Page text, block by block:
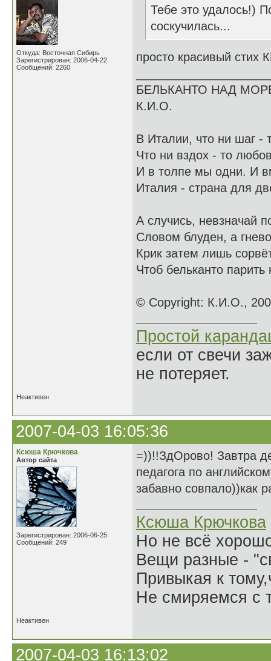
Откуда: Восточная Сибирь
Зарегистрирован: 2006-04-22
Сообщений: 2260
Тебе это удалось!)
соскучилась...
просто красивый
БЕЛЬКАНТО НАД
К.И.О.
В Италии, что ни шаг -
Что ни вздох - то
И в толпе мы одни. И
Италия - страна для
А случись, невзначай
Словом блуден, а
Крик затем лишь
Чтоб бельканто
© Copyright: К.И.О.,
Простой
если от свечи
не потеряет.
Неактивен
2007-04-03 16:05:36
Ксюша Крючкова
Автор сайта
Зарегистрирован: 2006-06-25
Сообщений: 249
=))!!ЗдОрово! Завтра
педагога по
забавно совпало))как
Ксюша Крючкова
Но не всё
Вещи разные -
Привыкая к
Не смиряемся с
Неактивен
2007-04-03 16:13:02